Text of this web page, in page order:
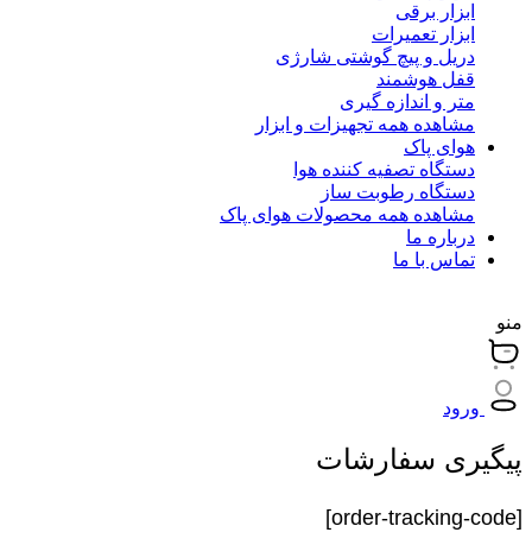
ابزار برقی
ابزار تعمیرات
دریل و پیچ گوشتی شارژی
قفل هوشمند
متر و اندازه گیری
مشاهده همه تجهیزات و ابزار
هوای پاک
دستگاه تصفیه کننده هوا
دستگاه رطوبت ساز
مشاهده همه محصولات هوای پاک
درباره ما
تماس با ما
منو
ورود
پیگیری سفارشات
[order-tracking-code]